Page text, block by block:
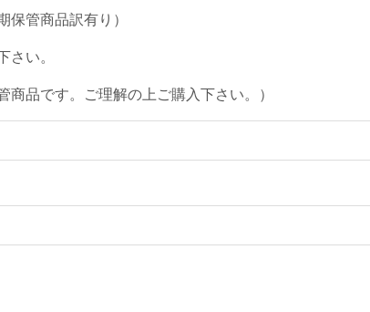
保管商品訳有り）
い。
品です。ご理解の上ご購入下さい。）